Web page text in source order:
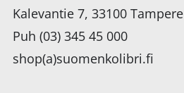
Kalevantie 7, 33100 Tampere
Puh (03) 345 45 000
shop(a)suomenkolibri.fi